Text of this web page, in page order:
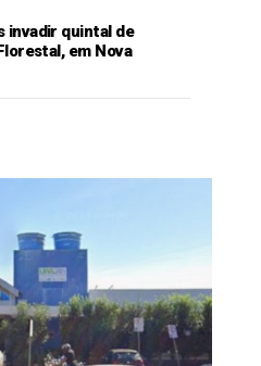
invadir quintal de
em Nova